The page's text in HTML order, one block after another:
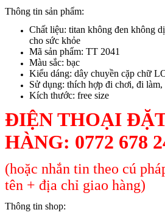
Thông tin sản phẩm:
Chất liệu: titan không đen không
cho sức khỏe
Mã sản phẩm: TT 2041
Màu sắc: bạc
Kiểu dáng: dây chuyền cặp chữ
Sử dụng: thích hợp đi chơi, đi làm,
Kích thước: free size
ĐIỆN THOẠI
HÀNG: 0772 678
(hoặc nhắn tin theo cú
tên + địa chỉ giao hàng)
Thông tin shop: